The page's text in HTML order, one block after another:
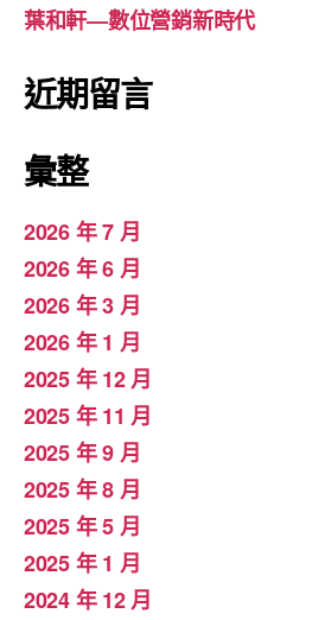
葉和軒—數位營銷新時代
近期留言
彙整
2026 年 7 月
2026 年 6 月
2026 年 3 月
2026 年 1 月
2025 年 12 月
2025 年 11 月
2025 年 9 月
2025 年 8 月
2025 年 5 月
2025 年 1 月
2024 年 12 月